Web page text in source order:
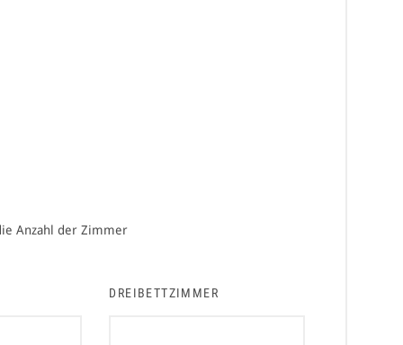
Anzahl der Zimmer
DREIBETTZIMMER